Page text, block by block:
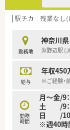
■マイカー
■在宅経験
■経験にご
■ワークラ
駅チカ 残業なし
勤務地
神奈川
淵野辺駅
給与
年収450
※ご経験・
勤務
時間
月～金/9
土 /9：
日 /10：
※週40時